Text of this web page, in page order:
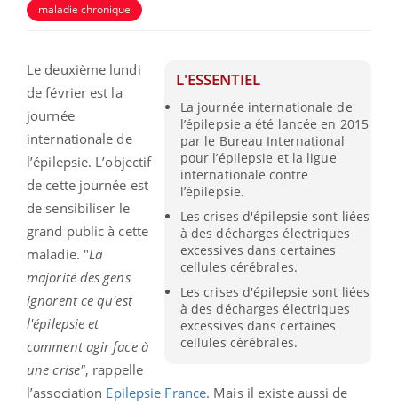
maladie chronique
L'ESSENTIEL
La journée internationale de
l’épilepsie a été lancée en 2015
par le Bureau International
pour l’épilepsie et la ligue
internationale contre
l’épilepsie.
Les crises d'épilepsie sont liées
à des décharges électriques
excessives dans certaines
cellules cérébrales.
Les crises d'épilepsie sont liées
à des décharges électriques
excessives dans certaines
cellules cérébrales.
Le deuxième lundi
de février est la
journée
internationale de
l’épilepsie. L’objectif
de cette journée est
de sensibiliser le
grand public à cette
maladie. "La
majorité des gens
ignorent ce qu'est
l'épilepsie et
comment agir face à
une crise", rappelle
l’association Epilepsie France. Mais il existe aussi de